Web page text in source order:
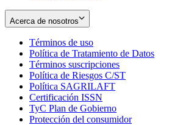
Acerca de nosotros
Términos de uso
in
new
window
Política de Tratamiento de Datos
Términos suscripciones
in
Política de Riesgos C/ST
Política SAGRILAFT
new
window
Certificación ISSN
in
new
TyC Plan de Gobierno
in
Protección del consumidorOpens